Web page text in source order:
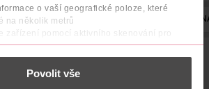
o vaší geografické poloze, které
na několik metrů
zařízení pomocí aktivního skenování pro
(otisk prstu)
zpracováváme vaše osobní údaje, a nastavte
podrobnostmi . Svůj souhlas můžete kdykoliv
Povolit vše
SLOŽENÍ
lemongrass a dalších rostlin